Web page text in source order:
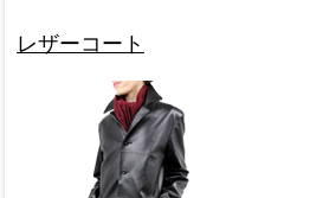
レザーコート